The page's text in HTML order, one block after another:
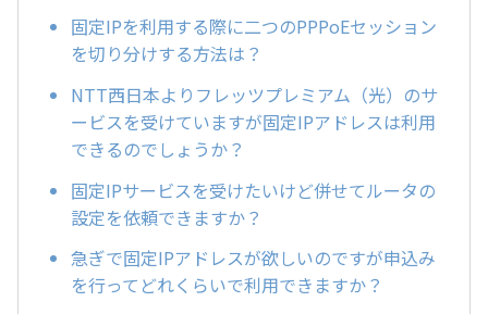
固定IPを利用する際に二つのPPPoEセッション
を切り分けする方法は？
NTT西日本よりフレッツプレミアム（光）のサ
ービスを受けていますが固定IPアドレスは利用
できるのでしょうか？
固定IPサービスを受けたいけど併せてルータの
設定を依頼できますか？
急ぎで固定IPアドレスが欲しいのですが申込み
を行ってどれくらいで利用できますか？